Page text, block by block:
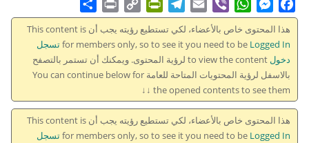
Facebook
Messenger
WhatsApp
Viber
Email
Telegram
PrintFriendly
Copy
Link
Print
هذا المحتوى خاص بالأعضاء، لكي تستطيع رؤيته يجب أن This content is
for members only, so to see it you need to beLogged In تسجل
دخول
to view the content لرؤية المحتوى. ويمكنك أن تستمر بالتصفح
بالاسفل لرؤية المحتويات المتاحة للعامة You can continue below for
the opened contents to see them ↓↓
هذا المحتوى خاص بالأعضاء، لكي تستطيع رؤيته يجب أن This content is
for members only, so to see it you need to beLogged In تسجل